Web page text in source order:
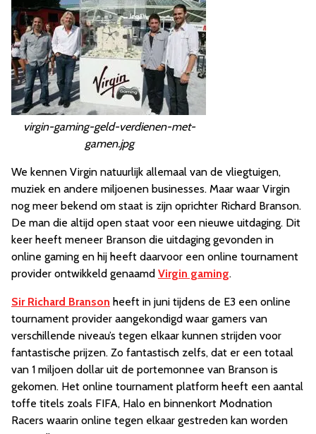
virgin-gaming-geld-verdienen-met-
gamen.jpg
We kennen Virgin natuurlijk allemaal van de vliegtuigen,
muziek en andere miljoenen businesses. Maar waar Virgin
nog meer bekend om staat is zijn oprichter Richard Branson.
De man die altijd open staat voor een nieuwe uitdaging. Dit
keer heeft meneer Branson die uitdaging gevonden in
online gaming en hij heeft daarvoor een online tournament
provider ontwikkeld genaamd Virgin gaming.
Sir Richard Branson heeft in juni tijdens de E3 een online
tournament provider aangekondigd waar gamers van
verschillende niveau’s tegen elkaar kunnen strijden voor
fantastische prijzen. Zo fantastisch zelfs, dat er een totaal
van 1 miljoen dollar uit de portemonnee van Branson is
gekomen. Het online tournament platform heeft een aantal
toffe titels zoals FIFA, Halo en binnenkort Modnation
Racers waarin online tegen elkaar gestreden kan worden